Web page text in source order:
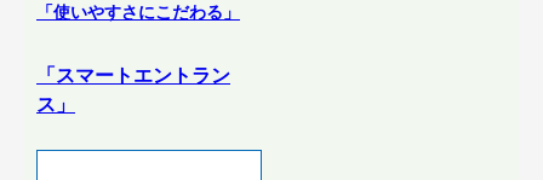
「使いやすさにこだわる」
「スマートエントラン
ス」